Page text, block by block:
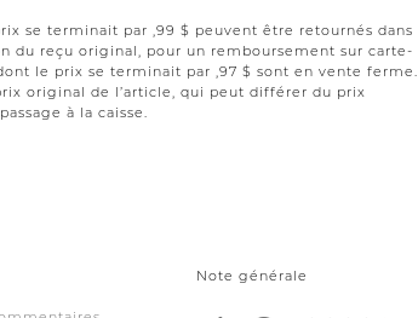
se terminait par ,99 $ peuvent être retournés dans
du reçu original, pour un remboursement sur carte-
le prix se terminait par ,97 $ sont en vente ferme.
original de l’article, qui peut différer du prix
à la caisse.